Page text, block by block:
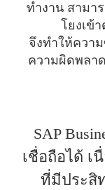
ทำงาน สามา
โยงเข้
จึงทำให้ควา
ความผิดพลา
SAP
เชื่อถือได้ เ
ที่มีประสิ